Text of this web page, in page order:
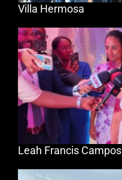
Villa Hermosa
Leah Francis Campos